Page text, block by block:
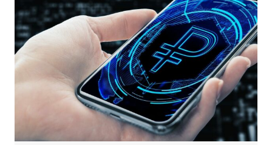
LOS
CIUDADANOS
DEL
MUNDO
SE
HACE
REALIDAD